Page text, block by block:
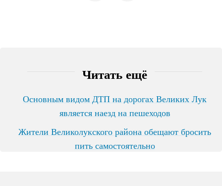
Читать ещё
Основным видом ДТП на дорогах Великих Лук
является наезд на пешеходов
Жители Великолукского района обещают бросить
пить самостоятельно